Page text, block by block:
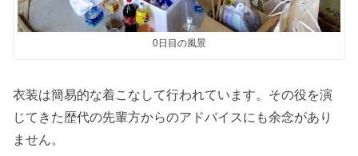
0日目の風景
衣装は簡易的な着こなして行われています。その役を演
じてきた歴代の先輩方からのアドバイスにも余念があり
ません。